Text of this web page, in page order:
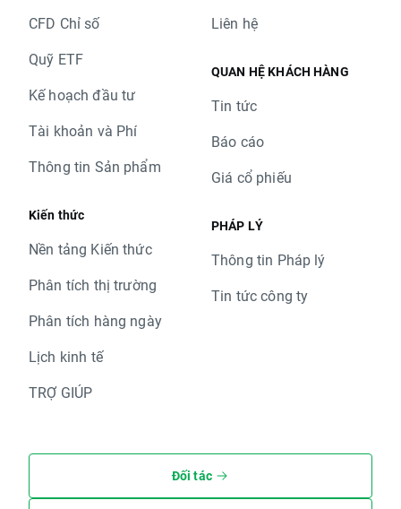
CFD Chỉ số
Quỹ ETF
Kế hoạch đầu tư
Tài khoản và Phí
Thông tin Sản phẩm
Kiến thức
Nền tảng Kiến thức
Phân tích thị trường
Phân tích hàng ngày
Lịch kinh tế
TRỢ GIÚP
Liên hệ
QUAN HỆ KHÁCH HÀNG
Tin tức
Báo cáo
Giá cổ phiếu
PHÁP LÝ
Thông tin Pháp lý
Tin tức công ty
Đối tác